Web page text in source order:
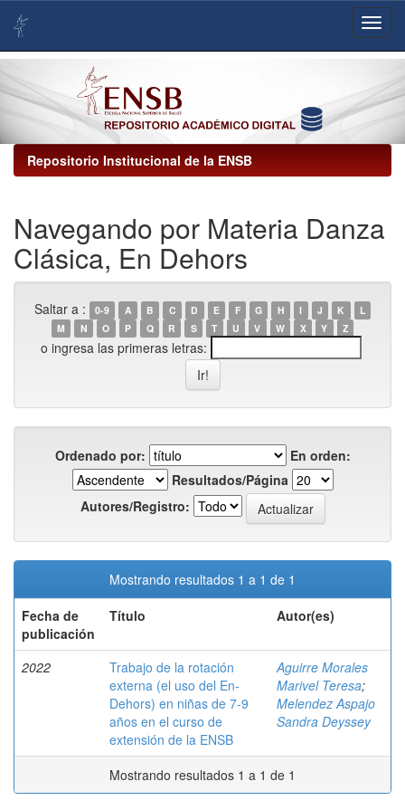
navigation
Repositorio Institucional de la ENSB
Navegando por Materia Danza
Clásica, En Dehors
Saltar a : 0-9 A B C D E F G H I J K
L
M
N O P Q R S T U V W X Y Z
o ingresa las primeras letras:
Ordenado por:
En orden:
Resultados/Página
Autores/Registro:
Mostrando resultados 1 a 1 de 1
Fecha de
publicación
Título Autor(es)
2022
Trabajo de la rotación
externa (el uso del En-
Dehors) en niñas de 7-9
años en el curso de
extensión de la ENSB
Aguirre Morales
Marivel Teresa;
Melendez Aspajo
Sandra Deyssey
Mostrando resultados 1 a 1 de 1